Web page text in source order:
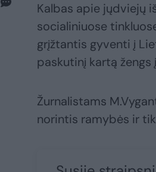
Kalbas apie jųdviejų
socialiniuose
grįžtantis gyventi į
paskutinį kartą žengs
Žurnalistams
norintis ramybės ir